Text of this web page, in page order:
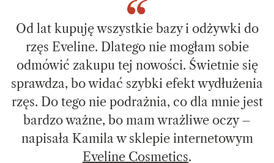
Od lat kupuję wszystkie bazy i odżywki do
rzęs Eveline. Dlatego nie mogłam sobie
odmówić zakupu tej nowości. Świetnie się
sprawdza, bo widać szybki efekt wydłużenia
rzęs. Do tego nie podrażnia, co dla mnie jest
bardzo ważne, bo mam wrażliwe oczy –
napisała Kamila w sklepie internetowym
Eveline Cosmetics.